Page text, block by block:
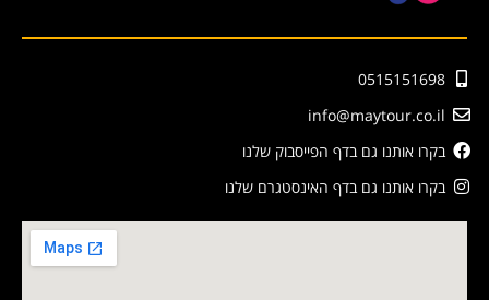
0515151698
info@maytour.co.il
בקרו אותנו גם בדף הפייסבוק שלנו
בקרו אותנו גם בדף האינסטגרם שלנו